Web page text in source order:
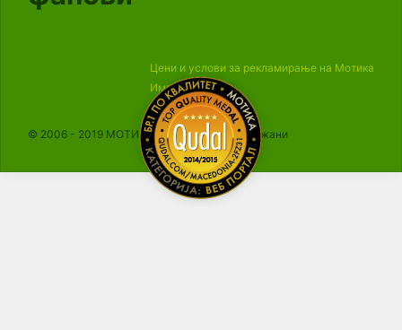
Цени и услови за рекламирање на Мотика
Импресум
© 2006 - 2019 МОТИКА, Сите права се задржани